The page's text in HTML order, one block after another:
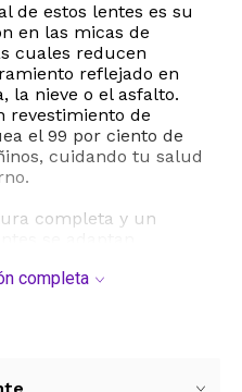
de estos lentes es su
en las micas de
cuales reducen
reflejado en
la nieve o el asfalto.
revestimiento de
el 99 por ciento de
cuidando tu salud
completa y un
un ancho de
en su estuche
completa